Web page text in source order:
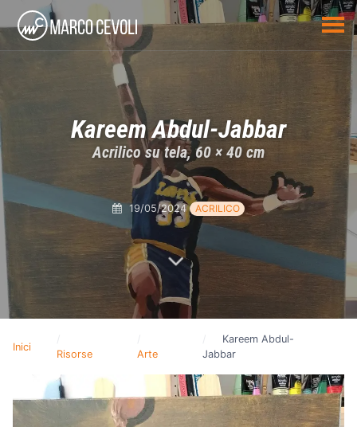
Kareem Abdul-Jabbar
Acrilico su tela, 60 × 40 cm
19/05/2024 ACRILICO
Inici
Risorse Arte
Kareem Abdul-
Jabbar